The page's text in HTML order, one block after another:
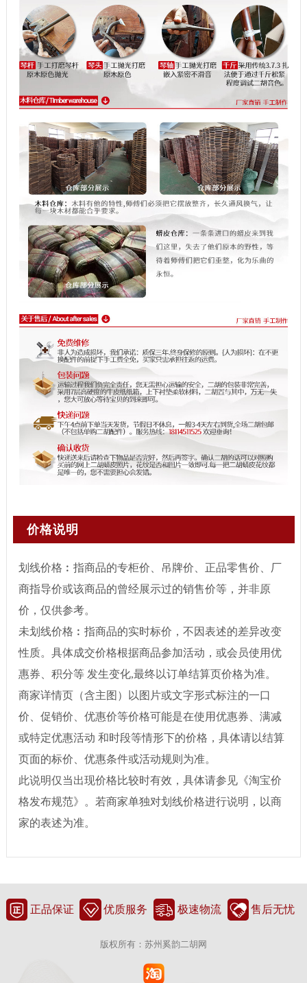
价格说明
划线价格︰指商品的专柜价、吊牌价、正品零售价、厂
商指导价或该商品的曾经展示过的销售价等，并非原
价，仅供参考。
未划线价格︰指商品的实时标价，不因表述的差异改变
性质。具体成交价格根据商品参加活动，或会员使用优
惠券、积分等 发生变化,最终以订单结算页价格为准。
商家详情页（含主图）以图片或文字形式标注的一口
价、促销价、优惠价等价格可能是在使用优惠券、满减
或特定优惠活动 和时段等情形下的价格，具体请以结算
页面的标价、优惠条件或活动规则为准。
此说明仅当出现价格比较时有效，具体请参见《淘宝价
格发布规范》。若商家单独对划线价格进行说明，以商
家的表述为准。
正品保证 优质服务 极速物流 售后无忧
版权所有：苏州奚韵二胡网